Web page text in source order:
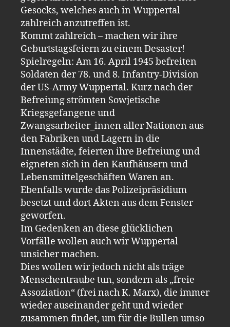
Gesocks, welches auch in Wuppertal
zahlreich anzutreffen ist.
Kommt zahlreich – machen wir ihre
Geburtstagsfeiern zu einem Desaster!
Spielregeln: Am 16. April 1945 befreiten
Soldaten der 78. und 8. Infantry-Division
der US-Army Wuppertal. Kurz nach der
Befreiung strömten Sowjetische
Kriegsgefangene und
Zwangsarbeiter_innen aller Nationen aus
den Fabriken und Lagern in die
Innenstädte, feierten ihre Befreiung und
eigneten sich in den Kaufhäusern und
Lebensmittelgeschäften Waren an.
Ebenfalls wurde das Polizeipräsidium
besetzt und dort Akten aus dem Fenster
geworfen.
Im Gedenken an diese glücklichen
Vorfälle wollen auch wir Wuppertal
unsicher machen.
Dies wollen wir jedoch nicht als träge
Menschentraube tun, sondern als „freie
Assoziation“ (frei nach K. Marx), die immer
wieder auseinander geht und wieder
zusammen findet, um für die Bullen umso